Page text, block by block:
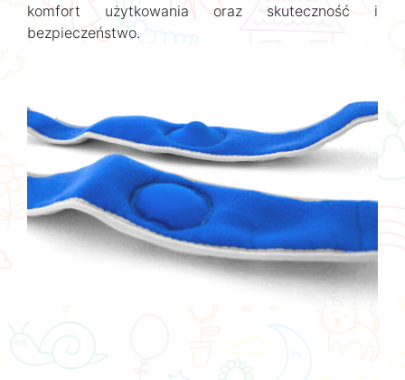
komfort użytkowania oraz skuteczność i
bezpieczeństwo.